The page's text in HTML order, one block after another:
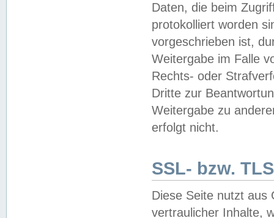
Daten, die beim
protokolliert worden
vorgeschrieben ist,
Weitergabe im Falle
Rechts- oder
Dritte zur
Weitergabe zu
erfolgt nicht.
SSL- bzw.
Diese Seite nutzt aus
vertraulicher Inhalte,